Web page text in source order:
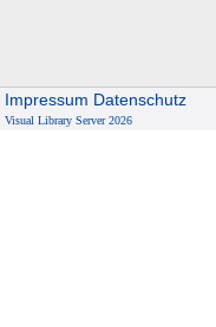
Impressum Datenschutz
Visual Library Server 2026